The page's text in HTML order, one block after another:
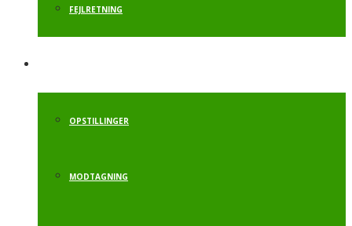
FEJLRETNING
OPSTILLINGER
MODTAGNING